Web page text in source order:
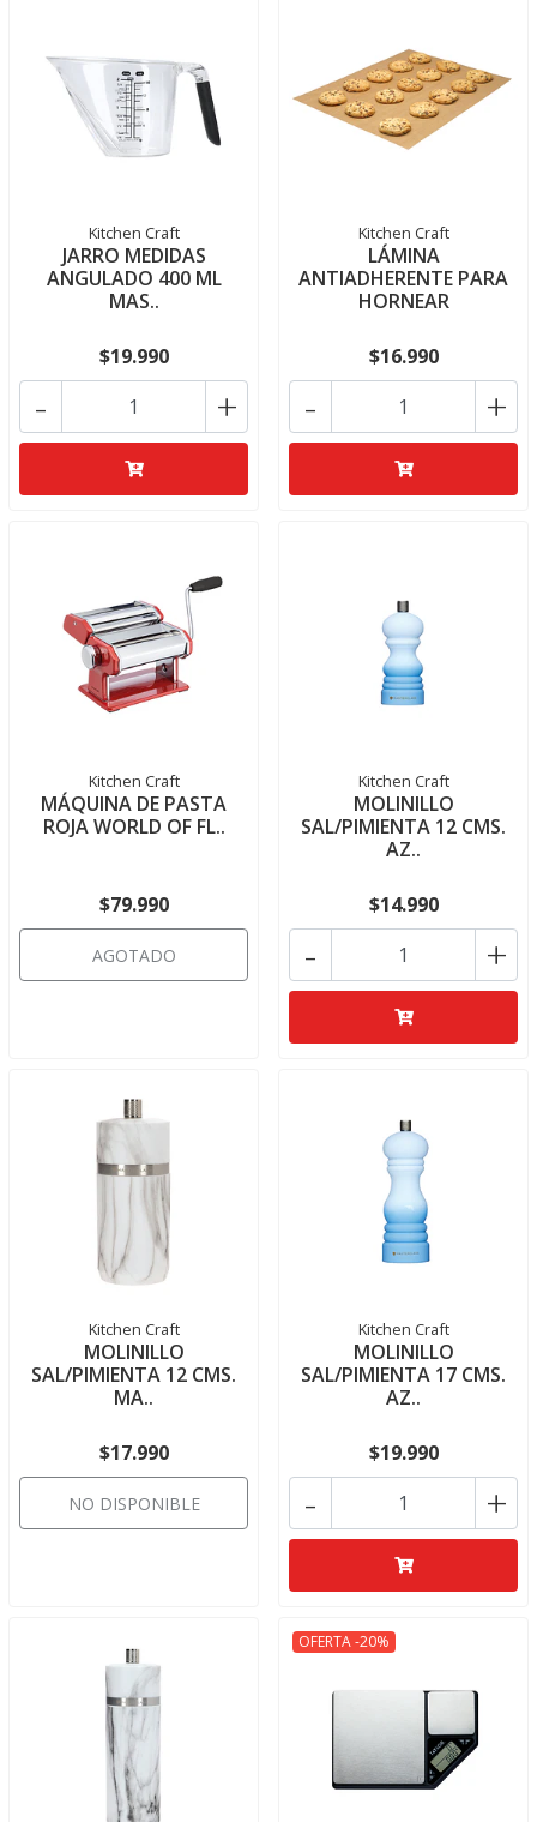
Kitchen Craft
JARRO MEDIDAS
ANGULADO 400 ML
MAS..
$19.990
+
-
Kitchen Craft
LÁMINA
ANTIADHERENTE PARA
HORNEAR
$16.990
+
-
Kitchen Craft
MÁQUINA DE PASTA
ROJA WORLD OF FL..
$79.990
AGOTADO
Kitchen Craft
MOLINILLO
SAL/PIMIENTA 12 CMS.
AZ..
$14.990
+
-
Kitchen Craft
MOLINILLO
SAL/PIMIENTA 12 CMS.
MA..
$17.990
NO DISPONIBLE
Kitchen Craft
MOLINILLO
SAL/PIMIENTA 17 CMS.
AZ..
$19.990
+
-
OFERTA -20%